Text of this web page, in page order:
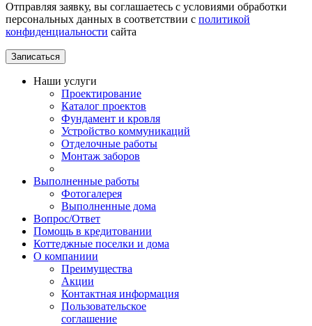
Отправляя заявку, вы соглашаетесь с условиями обработки
персональных данных в соответствии с политикой
конфиденциальности сайта
Наши услуги
Проектирование
Каталог проектов
Фундамент и кровля
Устройство коммуникаций
Отделочные работы
Монтаж заборов
Выполненные работы
Фотогалерея
Выполненные дома
Вопрос/Ответ
Помощь в кредитовании
Коттеджные поселки и дома
О компаниии
Преимущества
Акции
Контактная информация
Пользовательское
соглашение